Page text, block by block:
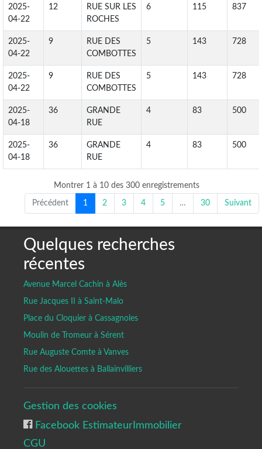
2025-
04-22
12
RUE SUR LES
ROCHES
6 115 837
2025-
04-22
9
RUE DES
COMBOTTES
5 143 728
2025-
04-22
9
RUE DES
COMBOTTES
5 143 728
2025-
04-18
36
GRANDE
RUE
4 83 500
2025-
04-18
36
GRANDE
RUE
4 83 500
Montrer 1 à 10 des 300 enregistrements
Précédent 1 2 3 4 5 … 30 Suivant
Quelques recherches
récentes
Avenue Marcel Cachin à Alès
Rue Jacques II à Saint-Malo
Place du Cloquier à Cassagnoles
Moulin de Tromeur à Sérent
Rue Auguste Comte à Vanves
Rue des Alouettes à Ballainvilliers
Gestion des cookies
Facebook EstimateurImmobilier
CGU